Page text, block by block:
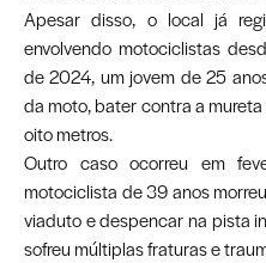
Apesar disso, o local já
envolvendo motociclistas
de 2024, um jovem de 25
da moto, bater contra a
oito metros.
Outro caso ocorreu em
motociclista de 39 anos
viaduto e despencar na pista
sofreu múltiplas fraturas e